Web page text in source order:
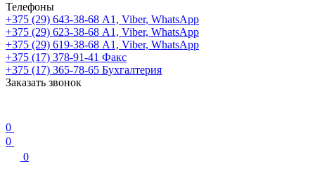
Телефоны
+375 (29) 643-38-68 А1, Viber, WhatsApp
+375 (29) 623-38-68 А1, Viber, WhatsApp
+375 (29) 619-38-68 А1, Viber, WhatsApp
+375 (17) 378-91-41 Факс
+375 (17) 365-78-65 Бухгалтерия
Заказать звонок
0
0
0